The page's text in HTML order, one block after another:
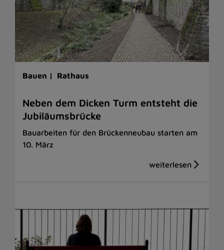
Bauen | Rathaus
Neben dem Dicken Turm entsteht die
Jubiläumsbrücke
Bauarbeiten für den Brückenneubau starten am
10. März